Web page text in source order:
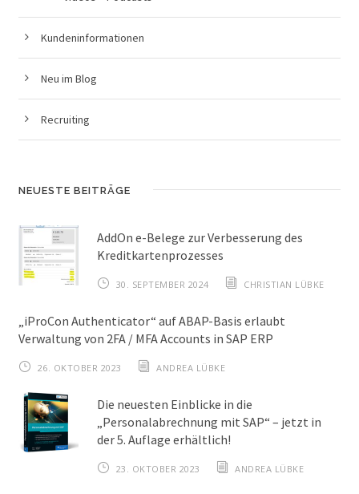
Kundeninformationen
Neu im Blog
Recruiting
NEUESTE BEITRÄGE
AddOn e-Belege zur Verbesserung des
Kreditkartenprozesses
30. SEPTEMBER 2024 CHRISTIAN LÜBKE
„iProCon Authenticator“ auf ABAP-Basis erlaubt
Verwaltung von 2FA / MFA Accounts in SAP ERP
26. OKTOBER 2023 ANDREA LÜBKE
Die neuesten Einblicke in die
„Personalabrechnung mit SAP“ – jetzt in
der 5. Auflage erhältlich!
23. OKTOBER 2023 ANDREA LÜBKE